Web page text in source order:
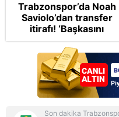
Trabzonspor’da Noah
Saviolo’dan transfer
itirafı! ‘Başkasını
izlemeye geldi’
Son dakika